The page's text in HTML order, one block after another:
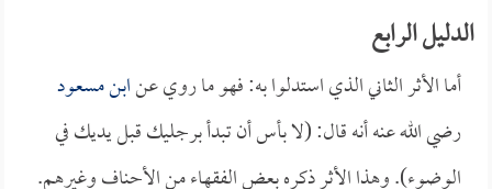
الدليل الرابع
أما الأثر الثاني الذي استدلوا به: فهو ما روي عنابن مسعود
رضي الله عنه أنه قال: (لا بأس أن تبدأ برجليك قبل يديك في
الوضوء). وهذا الأثر ذكره بعض الفقهاء من الأحناف وغيرهم.